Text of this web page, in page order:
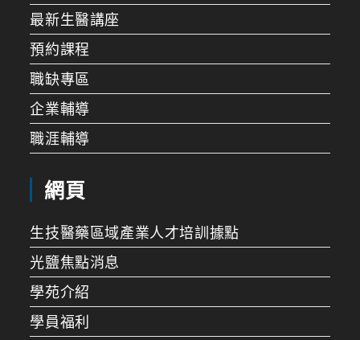
最新生醫講座
預約課程
職缺專區
企業輔導
職涯輔導
網頁
生技醫藥區域產業人才培訓據點
光鹽焦點消息
學苑介紹
學員福利